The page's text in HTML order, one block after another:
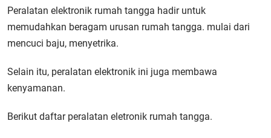
Peralatan elektronik rumah tangga hadir untuk
memudahkan beragam urusan rumah tangga. mulai dari
mencuci baju, menyetrika.
Selain itu, peralatan elektronik ini juga membawa
kenyamanan.
Berikut daftar peralatan eletronik rumah tangga.